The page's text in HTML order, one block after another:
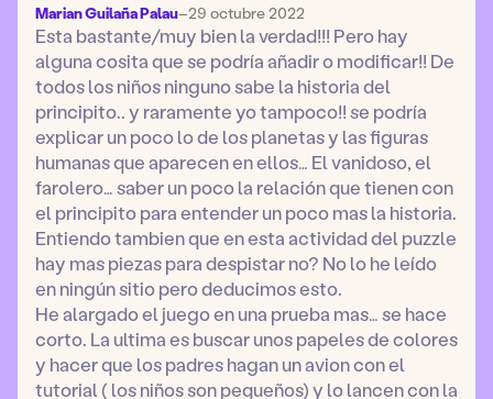
Marian Guilaña Palau–29 octubre 2022
Esta bastante/muy bien la verdad!!! Pero hay
alguna cosita que se podría añadir o modificar!! De
todos los niños ninguno sabe la historia del
principito.. y raramente yo tampoco!! se podría
explicar un poco lo de los planetas y las figuras
humanas que aparecen en ellos… El vanidoso, el
farolero… saber un poco la relación que tienen con
el principito para entender un poco mas la historia.
Entiendo tambien que en esta actividad del puzzle
hay mas piezas para despistar no? No lo he leído
en ningún sitio pero deducimos esto.
He alargado el juego en una prueba mas… se hace
corto. La ultima es buscar unos papeles de colores
y hacer que los padres hagan un avion con el
tutorial ( los niños son pequeños) y lo lancen con la